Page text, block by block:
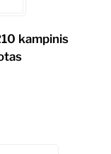
kampinis